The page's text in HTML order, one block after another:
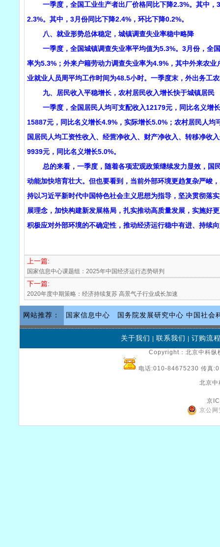
一季度，全国工业生产者出厂价格同比下降2.3%。其中，3
2.3%。其中，3月份同比下降2.4%，环比下降0.2%。
八、就业形势总体稳定，城镇调查失业率稳中略降
一季度，全国城镇调查失业率平均值为5.3%。3月份，全国
率为5.3%；外来户籍劳动力调查失业率为4.9%，其中外来农
业就业人员周平均工作时间为48.5小时。一季度末，外出务工
九、居民收入平稳增长，农村居民收入增长快于城镇居民
一季度，全国居民人均可支配收入12179元，同比名义增长
15887元，同比名义增长4.9%，实际增长5.0%；农村居民人
国居民人均工资性收入、经营净收入、财产净收入、转移净收
9939元，同比名义增长5.0%。
总的来看，一季度，随着各项宏观政策继续发力显效，国
动能加快培育壮大。但也要看到，当前外部环境更趋复杂严峻
持以习近平新时代中国特色社会主义思想为指导，坚决贯彻落
展理念，加快构建新发展格局，扎实推动高质量发展，实施好
积极应对外部环境的不确定性，推动经济运行稳中有进、持续
上一篇:
国家信息中心课题组：2025年中国经济运行态势研判
下一篇:
2020年度中期策略：经济持续复苏 高景气子行业成长加速
网站推荐： 国家信息中心 国务院发展研究中心 中国社会
关于我们 联系我们 订购流
Copyright：北京中科
电话:010-84675230 传真
北京中
京
京公